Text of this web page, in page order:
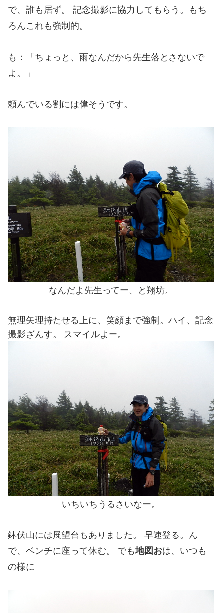
で、誰も居ず。 記念撮影に協力してもらう。もち
ろんこれも強制的。
も：「ちょっと、雨なんだから先生落とさないで
よ。」
頼んでいる割には偉そうです。
なんだよ先生ってー、と翔坊。
無理矢理持たせる上に、笑顔まで強制。ハイ、記念
撮影ざんす。 スマイルよー。
いちいちうるさいなー。
鉢伏山には展望台もありました。 早速登る。ん
で、ベンチに座って休む。 でも地図おは、いつも
の様に